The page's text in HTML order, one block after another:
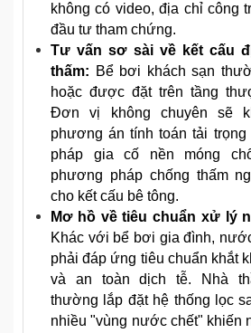
không có video, địa chỉ công
đầu tư tham chứng.
Tư vấn sơ sài về kết cấu
thấm: Bể bơi khách sạn
hoặc được đặt trên tầng
Đơn vị không chuyên sẽ
phương án tính toán tải
pháp gia cố nền móng
phương pháp chống thấm
cho kết cấu bê tông.
Mơ hồ về tiêu chuẩn xử lý
Khác với bể bơi gia đình,
phải đáp ứng tiêu chuẩn khắt
và an toàn dịch tễ. Nhà
thường lắp đặt hệ thống lọc
nhiều "vùng nước chết" khiến